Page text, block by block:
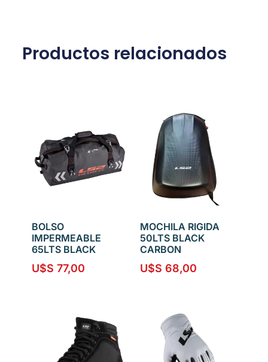
Productos relacionados
BOLSO
IMPERMEABLE
65LTS BLACK
U$S 77,00
MOCHILA RIGIDA
50LTS BLACK
CARBON
U$S 68,00